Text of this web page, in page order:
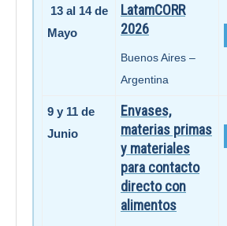
13 al 14 de
Mayo
LatamCORR
2026
Buenos Aires –
Argentina
9 y 11 de
Junio
Envases,
materias primas
y materiales
para contacto
directo con
alimentos